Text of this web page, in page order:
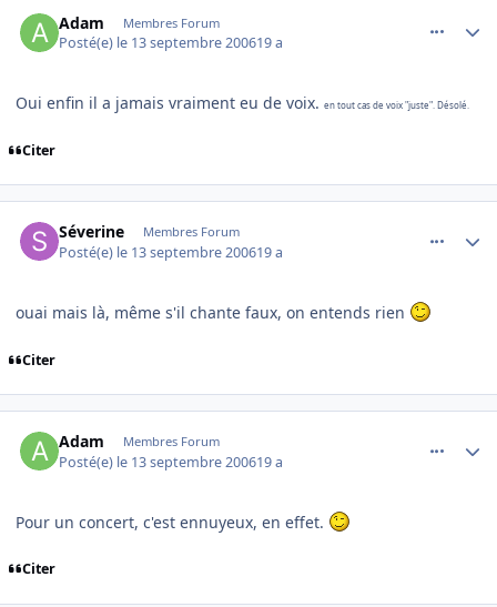
Adam Membres Forum
Posté(e) le 13 septembre 200619 a
Oui enfin il a jamais vraiment eu de voix. en tout cas de voix "juste". Désolé.
Citer
Séverine Membres Forum
Posté(e) le 13 septembre 200619 a
ouai mais là, même s'il chante faux, on entends rien
Citer
Adam Membres Forum
Posté(e) le 13 septembre 200619 a
Pour un concert, c'est ennuyeux, en effet.
Citer